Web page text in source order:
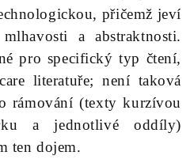
přičemž jeví
a abstraktnosti.
pro specifický typ čtení,
literatuře; není taková
rámování (texty kurzívou
a jednotlivé oddíly)
ten dojem.